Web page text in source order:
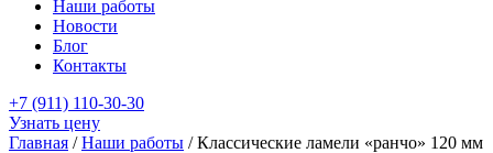
Наши работы
Новости
Блог
Контакты
+7 (911) 110-30-30
Узнать цену
Главная /Наши работы /Классические ламели «ранчо» 120 мм